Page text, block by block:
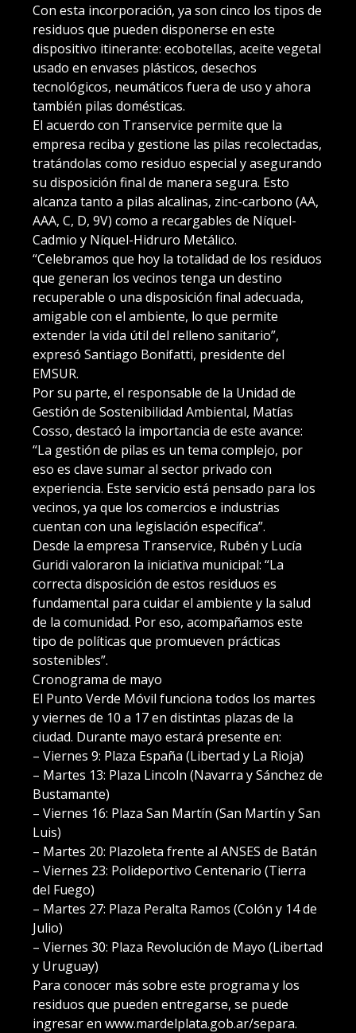
Con esta incorporación, ya son cinco los tipos de
residuos que pueden disponerse en este
dispositivo itinerante: ecobotellas, aceite vegetal
usado en envases plásticos, desechos
tecnológicos, neumáticos fuera de uso y ahora
también pilas domésticas.
El acuerdo con Transervice permite que la
empresa reciba y gestione las pilas recolectadas,
tratándolas como residuo especial y asegurando
su disposición final de manera segura. Esto
alcanza tanto a pilas alcalinas, zinc-carbono (AA,
AAA, C, D, 9V) como a recargables de Níquel-
Cadmio y Níquel-Hidruro Metálico.
“Celebramos que hoy la totalidad de los residuos
que generan los vecinos tenga un destino
recuperable o una disposición final adecuada,
amigable con el ambiente, lo que permite
extender la vida útil del relleno sanitario”,
expresó Santiago Bonifatti, presidente del
EMSUR.
Por su parte, el responsable de la Unidad de
Gestión de Sostenibilidad Ambiental, Matías
Cosso, destacó la importancia de este avance:
“La gestión de pilas es un tema complejo, por
eso es clave sumar al sector privado con
experiencia. Este servicio está pensado para los
vecinos, ya que los comercios e industrias
cuentan con una legislación específica”.
Desde la empresa Transervice, Rubén y Lucía
Guridi valoraron la iniciativa municipal: “La
correcta disposición de estos residuos es
fundamental para cuidar el ambiente y la salud
de la comunidad. Por eso, acompañamos este
tipo de políticas que promueven prácticas
sostenibles”.
Cronograma de mayo
El Punto Verde Móvil funciona todos los martes
y viernes de 10 a 17 en distintas plazas de la
ciudad. Durante mayo estará presente en:
– Viernes 9: Plaza España (Libertad y La Rioja)
– Martes 13: Plaza Lincoln (Navarra y Sánchez de
Bustamante)
– Viernes 16: Plaza San Martín (San Martín y San
Luis)
– Martes 20: Plazoleta frente al ANSES de Batán
– Viernes 23: Polideportivo Centenario (Tierra
del Fuego)
– Martes 27: Plaza Peralta Ramos (Colón y 14 de
Julio)
– Viernes 30: Plaza Revolución de Mayo (Libertad
y Uruguay)
Para conocer más sobre este programa y los
residuos que pueden entregarse, se puede
ingresar en www.mardelplata.gob.ar/separa.